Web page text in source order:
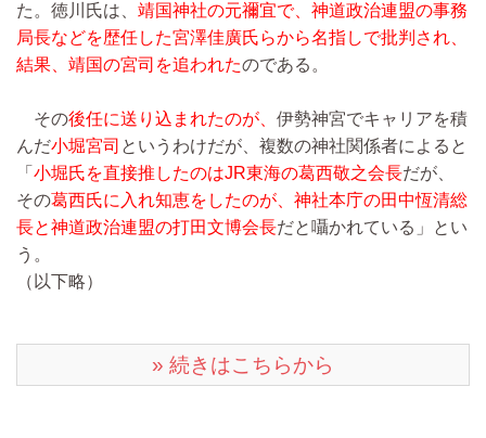
た。徳川氏は、 靖国神社の元禰宜で、神道政治連盟の事務
局長などを歴任した宮澤佳廣氏らから名指しで批判され、
結果、靖国の宮司を追われたのである。
その後任に送り込まれたのが、 伊勢神宮でキャリアを積
んだ小堀宮司 というわけだが、複数の神社関係者によると
「 小堀氏を直接推したのはJR東海の葛西敬之会長だが、
その葛西氏に入れ知恵をしたのが、神社本庁の田中恆清総
長と神道政治連盟の打田文博会長だと囁かれている」とい
う。
（以下略）
» 続きはこちらから